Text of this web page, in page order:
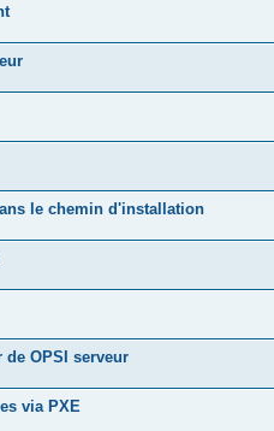
le chemin d'installation
OPSI serveur
via PXE